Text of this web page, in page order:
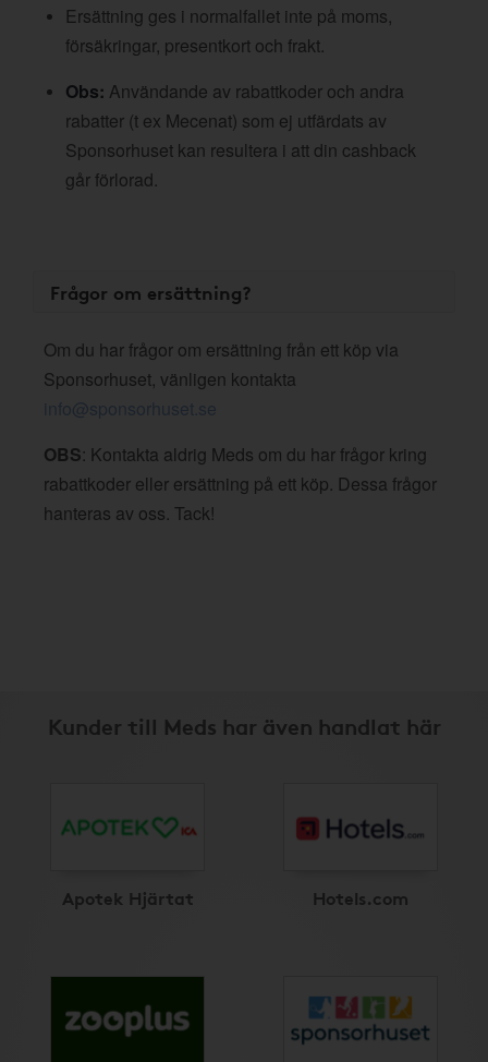
Ersättning ges i normalfallet inte på moms,
försäkringar, presentkort och frakt.
Obs: Användande av rabattkoder och andra
rabatter (t ex Mecenat) som ej utfärdats av
Sponsorhuset kan resultera i att din cashback
går förlorad.
Frågor om ersättning?
Om du har frågor om ersättning från ett köp via
Sponsorhuset, vänligen kontakta
info@sponsorhuset.se
OBS: Kontakta aldrig Meds om du har frågor kring
rabattkoder eller ersättning på ett köp. Dessa frågor
hanteras av oss. Tack!
Kunder till Meds har även handlat här
Apotek Hjärtat Hotels.com